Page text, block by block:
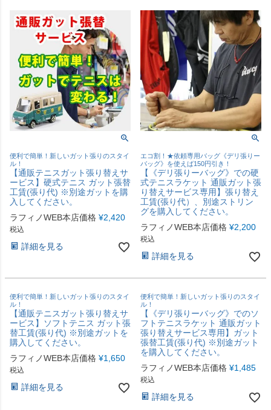
便利で簡単！新しいガット張りのスタイ
ル！
【通販テニスガット張り替えサ
ービス】硬式テニス ガット張替
工賃(張り代) ※別途ガットを購
入してください。
ラフィノWEB本店価格 ¥2,420
税込
詳細を見る
エコ割！★依頼専用バッグ《デリ張りー
バッグ》を使えば150円引き！
【《デリ張りーバッグ》での硬
式テニスラケット 通販ガット張
り替えサービス専用】張り替え
工賃(張り代）、別途ストリン
グを購入してください。
ラフィノWEB本店価格 ¥2,200
税込
詳細を見る
便利で簡単！新しいガット張りのスタイ
ル！
【通販テニスガット張り替えサ
ービス】ソフトテニス ガット張
替工賃(張り代) ※別途ガットを
購入してください。
ラフィノWEB本店価格 ¥1,650
税込
詳細を見る
便利で簡単！新しいガット張りのスタイ
ル！
【《デリ張りーバッグ》でのソ
フトテニスラケット 通販ガット
張り替えサービス専用】ガット
張替工賃(張り代) ※別途ガット
を購入してください。
ラフィノWEB本店価格 ¥1,485
税込
詳細を見る